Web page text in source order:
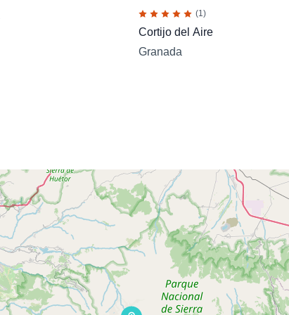
(1)
Cortijo del Aire
Granada